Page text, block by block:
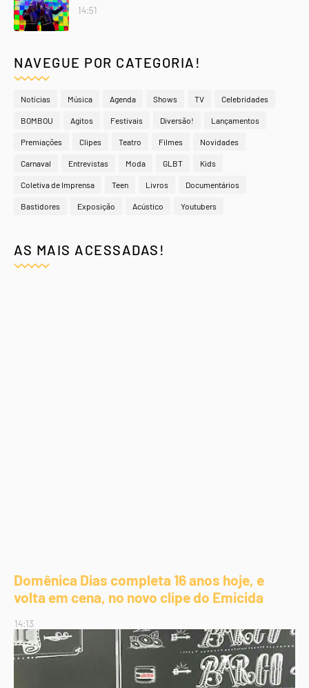
14:51
NAVEGUE POR CATEGORIA!
Notícias Música Agenda Shows TV Celebridades
BOMBOU Agitos Festivais Diversão! Lançamentos
Premiações Clipes Teatro Filmes Novidades
Carnaval Entrevistas Moda GLBT Kids
Coletiva de Imprensa Teen Livros Documentários
Bastidores Exposição Acústico Youtubers
AS MAIS ACESSADAS!
Domênica Dias completa 16 anos hoje, e
volta em cena, no novo clipe do Emicida
14:13